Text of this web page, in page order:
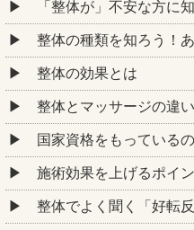
「整体が」不安な方に
整体の種類を知ろう！
整体の効果とは
整体とマッサージの違い
国家資格をもっている
施術効果を上げるポイン
整体でよく聞く「好転